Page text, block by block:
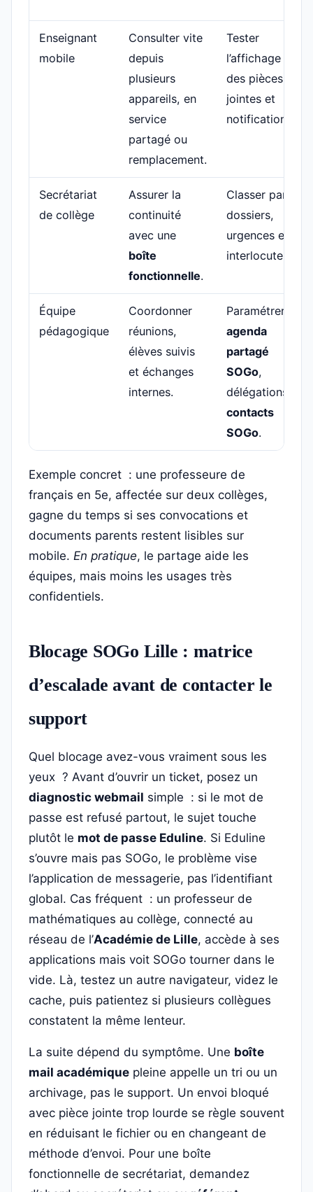
Enseignant
mobile
Consulter vite
depuis
plusieurs
appareils, en
service
partagé ou
remplacement.
Tester
l’affichage
des pièces
jointes et
notifications.
Secrétariat
de collège
Assurer la
continuité
avec une
boîte
fonctionnelle.
Classer par
dossiers,
urgences et
interlocuteurs.
Équipe
pédagogique
Coordonner
réunions,
élèves suivis
et échanges
internes.
Paramétrer
agenda
partagé
SOGo,
délégations et
contacts
SOGo.
Exemple concret : une professeure de
français en 5e, affectée sur deux collèges,
gagne du temps si ses convocations et
documents parents restent lisibles sur
mobile. En pratique, le partage aide les
équipes, mais moins les usages très
confidentiels.
Blocage SOGo Lille : matrice
d’escalade avant de contacter le
support
Quel blocage avez-vous vraiment sous les
yeux ? Avant d’ouvrir un ticket, posez un
diagnostic webmail simple : si le mot de
passe est refusé partout, le sujet touche
plutôt le mot de passe Eduline. Si Eduline
s’ouvre mais pas SOGo, le problème vise
l’application de messagerie, pas l’identifiant
global. Cas fréquent : un professeur de
mathématiques au collège, connecté au
réseau de l’Académie de Lille, accède à ses
applications mais voit SOGo tourner dans le
vide. Là, testez un autre navigateur, videz le
cache, puis patientez si plusieurs collègues
constatent la même lenteur.
La suite dépend du symptôme. Une boîte
mail académique pleine appelle un tri ou un
archivage, pas le support. Un envoi bloqué
avec pièce jointe trop lourde se règle souvent
en réduisant le fichier ou en changeant de
méthode d’envoi. Pour une boîte
fonctionnelle de secrétariat, demandez